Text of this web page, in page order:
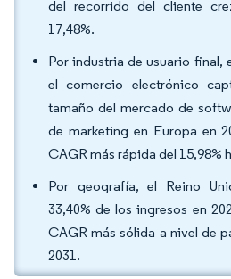
del recorrido del cliente
17,48%.
Por industria de usuario final,
el comercio electrónico
tamaño del mercado de
de marketing en Europa en
CAGR más rápida del 15,98%
Por geografía, el Reino
33,40% de los ingresos en
CAGR más sólida a nivel de
2031.